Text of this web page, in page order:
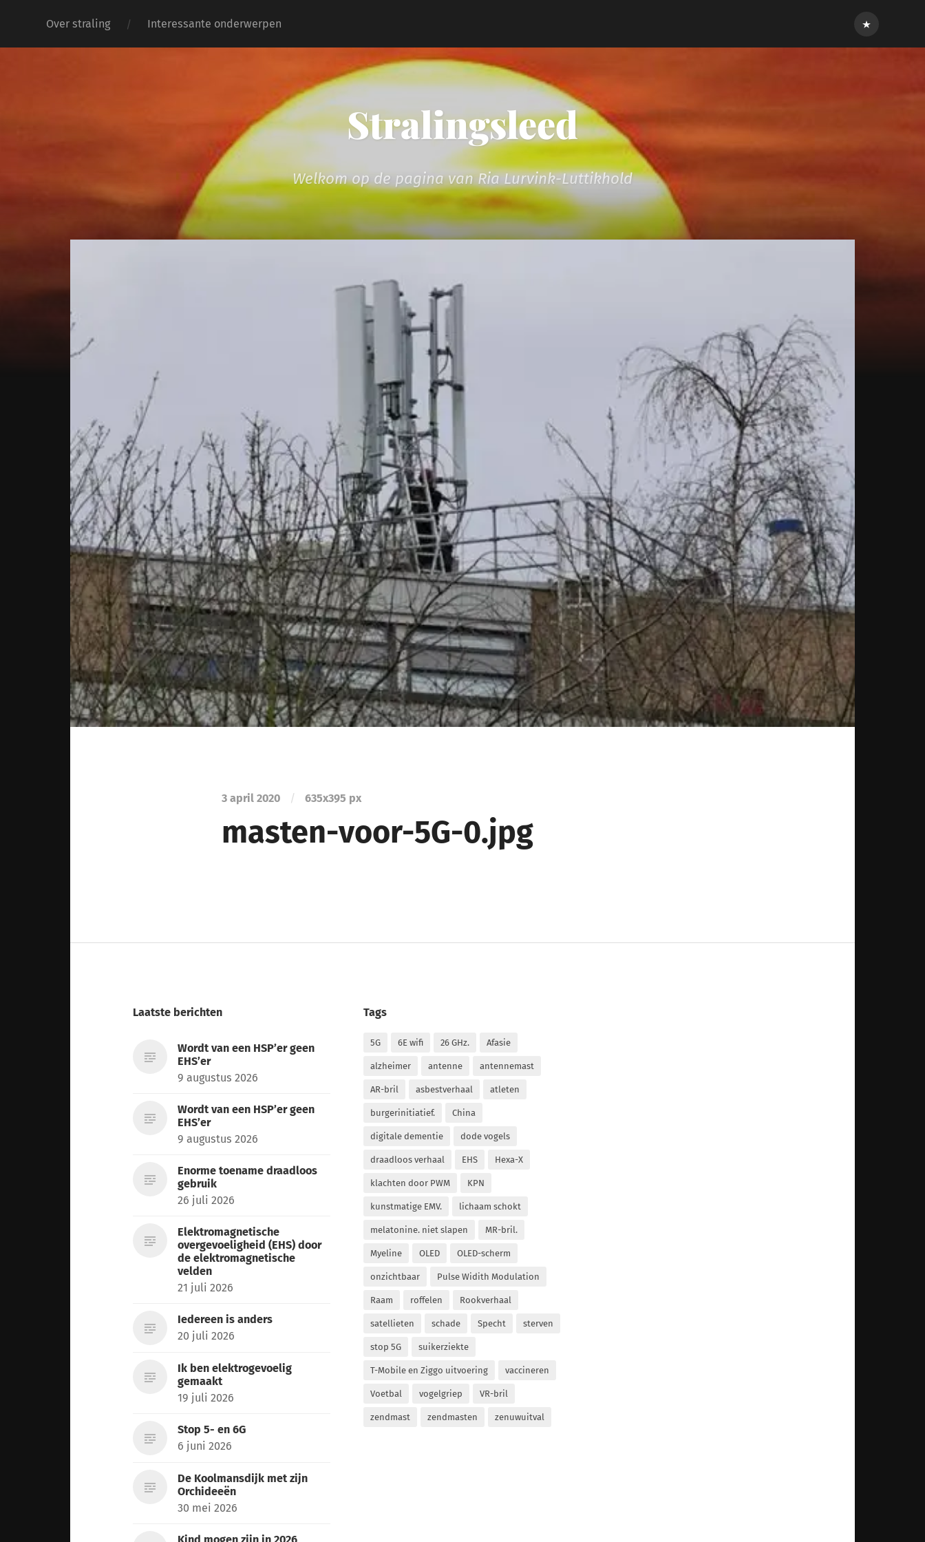
Over straling Interessante onderwerpen Inloggen
Stralingsleed
Welkom op de pagina van Ria Lurvink-Luttikhold
3 april 2020 / 635x395 px
masten-voor-5G-0.jpg
Laatste berichten
Wordt van een HSP’er geen
EHS’er
9 augustus 2026
Wordt van een HSP’er geen
EHS’er
9 augustus 2026
Enorme toename draadloos
gebruik
26 juli 2026
Elektromagnetische
overgevoeligheid (EHS) door
de elektromagnetische
velden
21 juli 2026
Iedereen is anders
20 juli 2026
Ik ben elektrogevoelig
gemaakt
19 juli 2026
Stop 5- en 6G
6 juni 2026
De Koolmansdijk met zijn
Orchideeën
30 mei 2026
Tags
5G 6E wifi 26 GHz. Afasie
alzheimer antenne antennemast
AR-bril asbestverhaal atleten
burgerinitiatief. China
digitale dementie dode vogels
draadloos verhaal EHS Hexa-X
klachten door PWM KPN
kunstmatige EMV. lichaam schokt
melatonine. niet slapen MR-bril.
Myeline OLED OLED-scherm
onzichtbaar Pulse Widith Modulation
Raam roffelen Rookverhaal
satellieten schade Specht sterven
stop 5G suikerziekte
T-Mobile en Ziggo uitvoering vaccineren
Voetbal vogelgriep VR-bril
zendmast zendmasten zenuwuitval